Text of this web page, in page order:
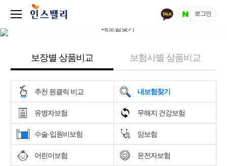
로그인
보장별 상품비교 보험사별 상품비교
추천 원클릭 비교 내보험찾기
유병자보험 무해지 건강보험
수술·입원비보험 암보험
어린이보험 운전자보험